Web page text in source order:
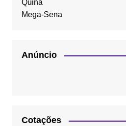
Quina
Mega-Sena
Anúncio
Cotações